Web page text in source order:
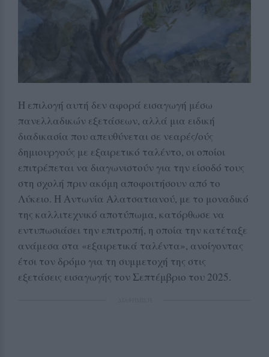
Η επιλογή αυτή δεν αφορά εισαγωγή μέσω
πανελλαδικών εξετάσεων, αλλά μια ειδική
διαδικασία που απευθύνεται σε νεαρές/ούς
δημιουργούς με εξαιρετικό ταλέντο, οι οποίοι
επιτρέπεται να διαγωνιστούν για την είσοδό τους
στη σχολή πριν ακόμη αποφοιτήσουν από το
Λύκειο. Η Αντωνία Αλατσατιανού, με το μοναδικό
της καλλιτεχνικό αποτύπωμα, κατόρθωσε να
εντυπωσιάσει την επιτροπή, η οποία την κατέταξε
ανάμεσα στα «εξαιρετικά ταλέντα», ανοίγοντας
έτσι τον δρόμο για τη συμμετοχή της στις
εξετάσεις εισαγωγής τον Σεπτέμβριο του 2025.